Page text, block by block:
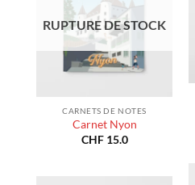
RUPTURE DE STOCK
CARNETS DE NOTES
Carnet Nyon
CHF15.0